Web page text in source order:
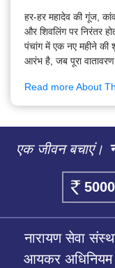
हर-हर महादेव की गूंज,
और शिवलिंग पर निरंतर
पंचांग में एक नए महीने
आरंभ है, जब पूरा
Read more About
एक जीवन बचाएं।
नारायण सेवा
आयकर